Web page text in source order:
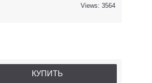
Views: 3564
КУПИТЬ